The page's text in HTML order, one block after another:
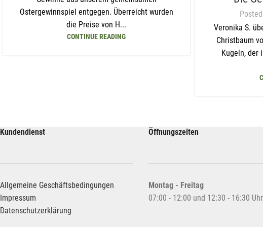
Ostergewinnspiel entgegen. Überreicht wurden
die Preise von H...
CONTINUE READING
Veronika S.
Christbaum
Kugeln, der
Kundendienst
Allgemeine Geschäftsbedingungen
Impressum
Datenschutzerklärung
Öffnungszeiten
Montag - Freitag
07:00 - 12:00 und 12:30 - 16:30 Uhr